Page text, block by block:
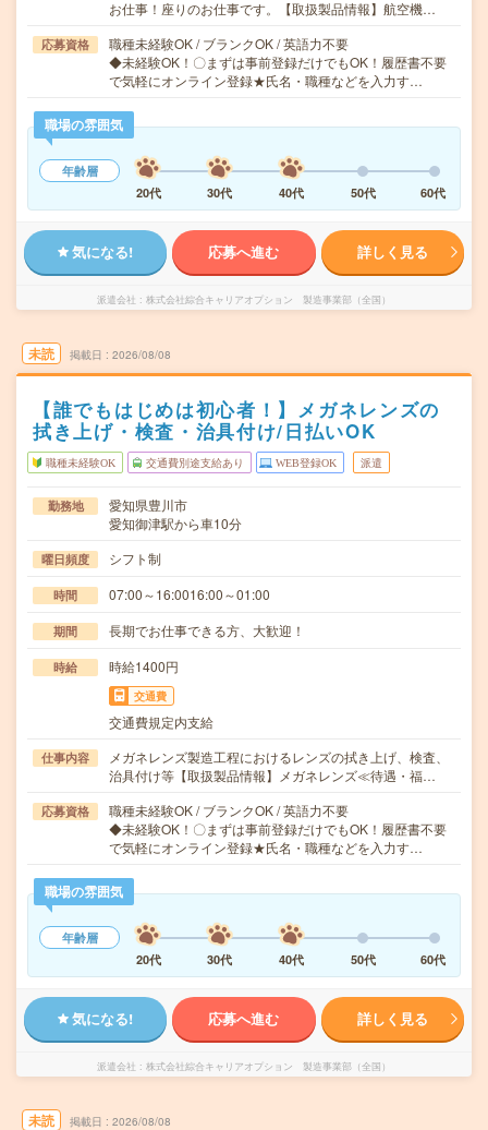
お仕事！座りのお仕事です。【取扱製品情報】航空機…
応募資格
職種未経験OK / ブランクOK / 英語力不要
◆未経験OK！〇まずは事前登録だけでもOK！履歴書不要
で気軽にオンライン登録★氏名・職種などを入力す…
職場の雰囲気
年齢層
20代
30代 40代 50代 60代
気になる! 応募へ進む 詳しく見る
派遣会社 株式会社綜合キャリアオプション 製造事業部（全国）
未読 掲載日 2026/08/08
【誰でもはじめは初心者！】メガネレンズの
拭き上げ・検査・治具付け/日払いOK
職種未経験OK 交通費別途支給あり WEB登録OK 派遣
勤務地
愛知県豊川市
愛知御津駅から車10分
曜日頻度 シフト制
時間 07:00～16:0016:00～01:00
期間 長期でお仕事できる方、大歓迎！
時給 時給1400円
交通費
交通費規定内支給
仕事内容
メガネレンズ製造工程におけるレンズの拭き上げ、検査、
治具付け等【取扱製品情報】メガネレンズ≪待遇・福…
応募資格
職種未経験OK / ブランクOK / 英語力不要
◆未経験OK！〇まずは事前登録だけでもOK！履歴書不要
で気軽にオンライン登録★氏名・職種などを入力す…
職場の雰囲気
年齢層
20代
30代 40代 50代 60代
気になる! 応募へ進む 詳しく見る
派遣会社 株式会社綜合キャリアオプション 製造事業部（全国）
未読 掲載日 2026/08/08